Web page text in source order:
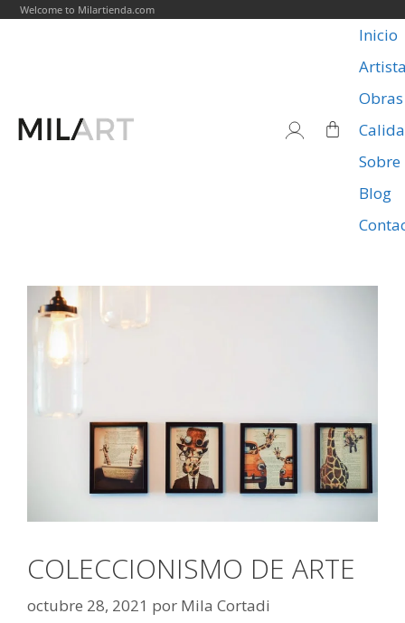
Welcome to Milartienda.com
Inicio
Obras
Blog
COLECCIONISMO DE ARTE
octubre 28, 2021 por Mila Cortadi